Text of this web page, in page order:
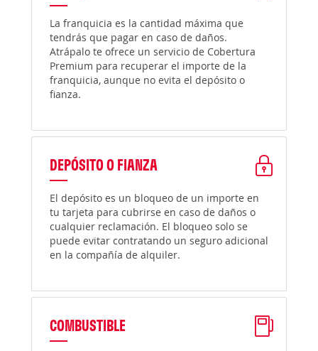
La franquicia es la cantidad máxima que
tendrás que pagar en caso de daños.
Atrápalo te ofrece un servicio de Cobertura
Premium para recuperar el importe de la
franquicia, aunque no evita el depósito o
fianza.
DEPÓSITO O FIANZA
El depósito es un bloqueo de un importe en
tu tarjeta para cubrirse en caso de daños o
cualquier reclamación. El bloqueo solo se
puede evitar contratando un seguro adicional
en la compañía de alquiler.
COMBUSTIBLE